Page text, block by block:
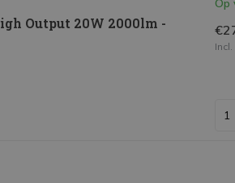
Output 20W 2000lm -
Op